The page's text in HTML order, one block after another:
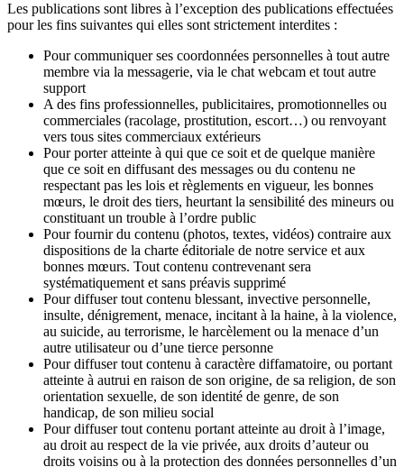
Les publications sont libres à l’exception des publications effectuées
pour les fins suivantes qui elles sont strictement interdites :
Pour communiquer ses coordonnées personnelles à tout autre
membre via la messagerie, via le chat webcam et tout autre
support
A des fins professionnelles, publicitaires, promotionnelles ou
commerciales (racolage, prostitution, escort…) ou renvoyant
vers tous sites commerciaux extérieurs
Pour porter atteinte à qui que ce soit et de quelque manière
que ce soit en diffusant des messages ou du contenu ne
respectant pas les lois et règlements en vigueur, les bonnes
mœurs, le droit des tiers, heurtant la sensibilité des mineurs ou
constituant un trouble à l’ordre public
Pour fournir du contenu (photos, textes, vidéos) contraire aux
dispositions de la charte éditoriale de notre service et aux
bonnes mœurs. Tout contenu contrevenant sera
systématiquement et sans préavis supprimé
Pour diffuser tout contenu blessant, invective personnelle,
insulte, dénigrement, menace, incitant à la haine, à la violence,
au suicide, au terrorisme, le harcèlement ou la menace d’un
autre utilisateur ou d’une tierce personne
Pour diffuser tout contenu à caractère diffamatoire, ou portant
atteinte à autrui en raison de son origine, de sa religion, de son
orientation sexuelle, de son identité de genre, de son
handicap, de son milieu social
Pour diffuser tout contenu portant atteinte au droit à l’image,
au droit au respect de la vie privée, aux droits d’auteur ou
droits voisins ou à la protection des données personnelles d’un